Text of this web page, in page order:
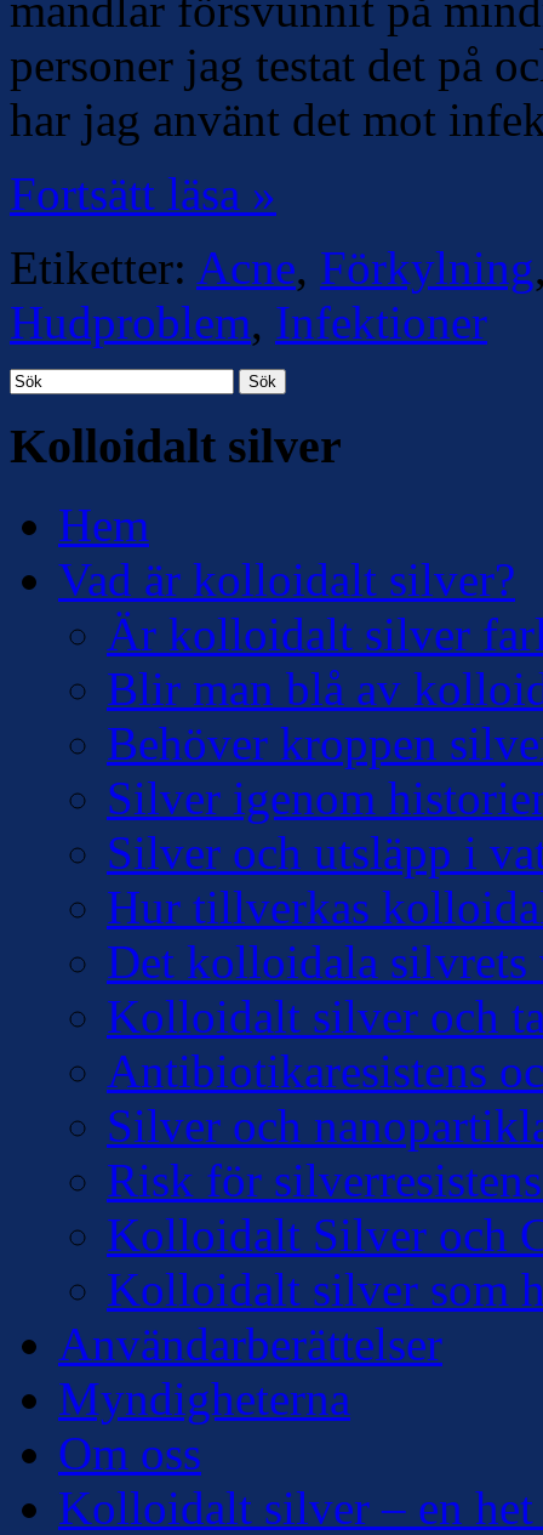
mandlar försvunnit på
personer jag testat det på
har jag använt det mot
Fortsätt läsa »
Etiketter: Acne, Förkylning
Hudproblem, Infektioner
Sök
Kolloidalt silver
Hem
Vad är kolloidalt silver?
Är kolloidalt silver
Blir man blå av
Behöver kroppen
Silver igenom
Silver och utsläpp i
Hur tillverkas
Det kolloidala silvrets
Kolloidalt silver och
Antibiotikaresistens
Silver och
Risk för
Kolloidalt Silver och
Kolloidalt silver som
Användarberättelser
Myndigheterna
Om oss
Kolloidalt silver – en het